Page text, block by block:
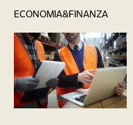
ECONOMIA&FINANZA